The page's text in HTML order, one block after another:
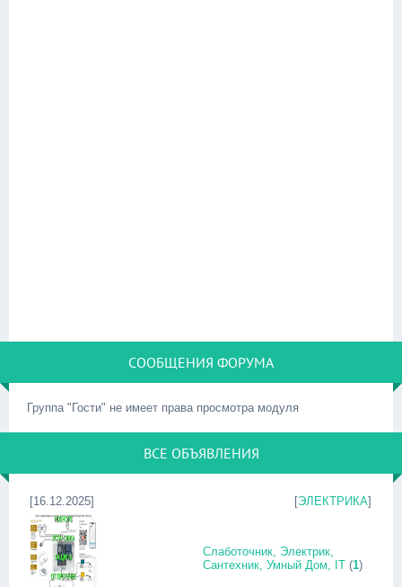
СООБЩЕНИЯ ФОРУМА
Группа "Гости" не имеет права просмотра модуля
ВСЕ ОБЪЯВЛЕНИЯ
[16.12.2025] [ЭЛЕКТРИКА]
Слаботочник, Электрик,
Сантехник, Умный Дом, IT (1)